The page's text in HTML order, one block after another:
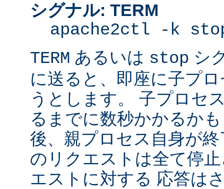
シグナル: TERM
apache2ctl -k
TERM あるいは stop シ
に送ると、即座に子プ
うとします。 子プロセ
るまでに数秒かかるか
後、親プロセス自身が
のリクエストは全て停
エストに対する 応答は